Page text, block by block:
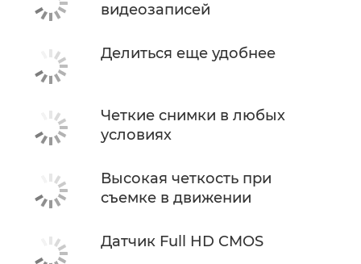
видеозаписей
Делиться еще удобнее
Четкие снимки в любых
условиях
Высокая четкость при
съемке в движении
Датчик Full HD CMOS